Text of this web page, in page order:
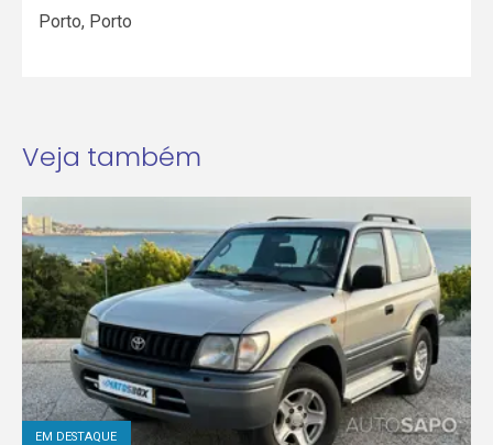
Porto, Porto
Veja também
EM DESTAQUE